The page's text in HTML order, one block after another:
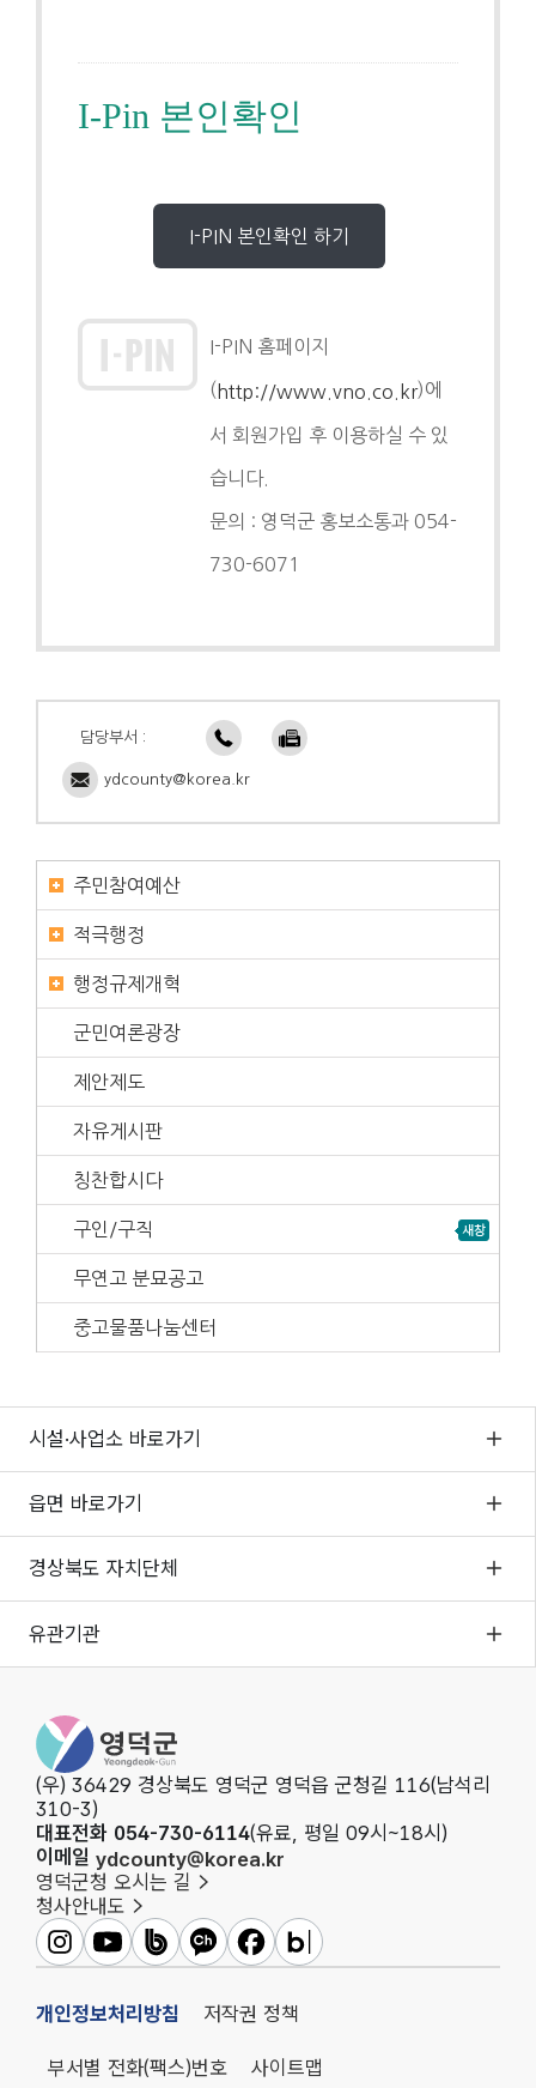
I-Pin 본인확인
I-PIN 본인확인 하기
I-PIN 홈페이지
( http://www.vno.co.kr)에
서 회원가입 후 이용하실 수 있
습니다.
문의 : 영덕군 홍보소통과 054-
730-6071
담당부서 :
ydcounty@korea.kr
주민참여예산
적극행정
행정규제개혁
군민여론광장
제안제도
자유게시판
칭찬합시다
구인/구직
무연고 분묘공고
중고물품나눔센터
시설·사업소 바로가기
읍면 바로가기
경상북도 자치단체
유관기관
영덕군청
(우) 36429 경상북도 영덕군 영덕읍 군청길 116(남석리
310-3)
대표전화 054-730-6114(유료, 평일 09시~18시)
이메일 ydcounty@korea.kr
영덕군청 오시는 길
청사안내도
영덕군인스타그램
영덕군유튜브영덕군밴드영덕군카카오채널
영덕군페이스북
영덕군블로그
개인정보처리방침 저작권 정책
부서별 전화(팩스)번호 사이트맵